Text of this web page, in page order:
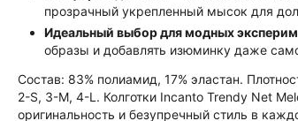
прозрачный укрепленный мысок для
Идеальный выбор для модных
образы и добавлять изюминку даже
Состав: 83% полиамид, 17% эластан.
2-S, 3-M, 4-L. Колготки Incanto Trendy Net
оригинальность и безупречный стиль в